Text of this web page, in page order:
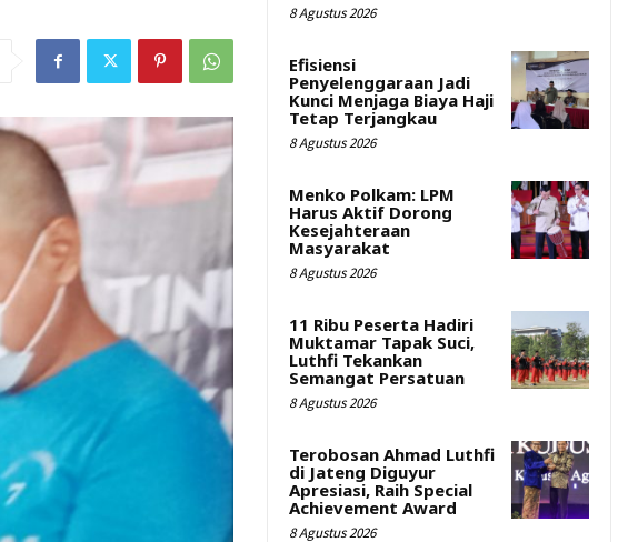
8 Agustus 2026
Efisiensi
Penyelenggaraan Jadi
Kunci Menjaga Biaya Haji
Tetap Terjangkau
8 Agustus 2026
Menko Polkam: LPM
Harus Aktif Dorong
Kesejahteraan
Masyarakat
8 Agustus 2026
11 Ribu Peserta Hadiri
Muktamar Tapak Suci,
Luthfi Tekankan
Semangat Persatuan
8 Agustus 2026
Terobosan Ahmad Luthfi
di Jateng Diguyur
Apresiasi, Raih Special
Achievement Award
8 Agustus 2026